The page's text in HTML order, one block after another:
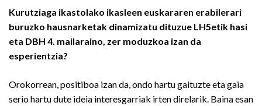
Kurutziaga ikastolako ikasleen euskararen erabilerari
buruzko hausnarketak dinamizatu dituzue LH5etik hasi
eta DBH 4. mailaraino, zer moduzkoa izan da
esperientzia?
Orokorrean, positiboa izan da, ondo hartu gaituzte eta gaia
serio hartu dute ideia interesgarriak irten direlarik. Baina esan